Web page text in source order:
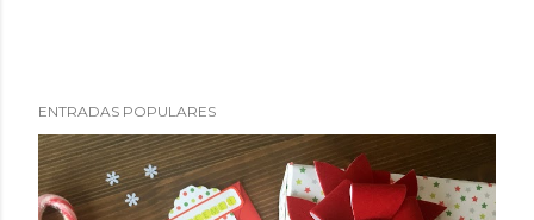
ENTRADAS POPULARES